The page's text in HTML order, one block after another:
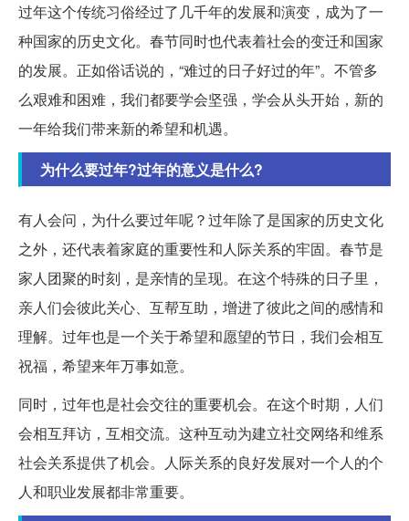
过年这个传统习俗经过了几千年的发展和演变，成为了一
种国家的历史文化。春节同时也代表着社会的变迁和国家
的发展。正如俗话说的，“难过的日子好过的年”。不管多
么艰难和困难，我们都要学会坚强，学会从头开始，新的
一年给我们带来新的希望和机遇。
为什么要过年?过年的意义是什么?
有人会问，为什么要过年呢？过年除了是国家的历史文化
之外，还代表着家庭的重要性和人际关系的牢固。春节是
家人团聚的时刻，是亲情的呈现。在这个特殊的日子里，
亲人们会彼此关心、互帮互助，增进了彼此之间的感情和
理解。过年也是一个关于希望和愿望的节日，我们会相互
祝福，希望来年万事如意。
同时，过年也是社会交往的重要机会。在这个时期，人们
会相互拜访，互相交流。这种互动为建立社交网络和维系
社会关系提供了机会。人际关系的良好发展对一个人的个
人和职业发展都非常重要。